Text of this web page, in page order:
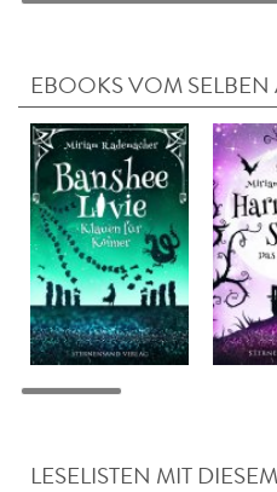
EBOOKS VOM
LESELISTEN MIT